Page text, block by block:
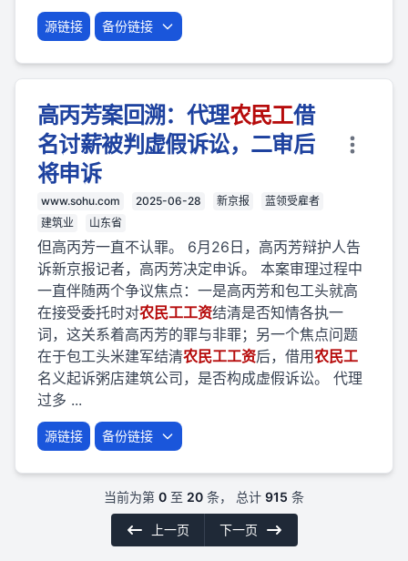
源链接 备份链接
高丙芳案回溯：代理农民工借
名讨薪被判虚假诉讼，二审后
将申诉
www.sohu.com 2025-06-28 新京报
蓝领受雇者
建筑业
山东省
但高丙芳一直不认罪。 6月26日，高丙芳辩护人告
诉新京报记者，高丙芳决定申诉。 本案审理过程中
一直伴随两个争议焦点：一是高丙芳和包工头就高
在接受委托时对农民工工资结清是否知情各执一
词，这关系着高丙芳的罪与非罪；另一个焦点问题
在于包工头米建军结清农民工工资后，借用农民工
名义起诉粥店建筑公司，是否构成虚假诉讼。 代理
过多 ...
源链接 备份链接
当前为第 0 至 20 条， 总计 915 条
上一页 下一页